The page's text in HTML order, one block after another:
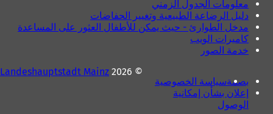
معلومات الجدول الزمني
دليل الرضاعة الطبيعية وتغيير الحفاضات
مدخل الطوارئ - حيث يمكن للأطفال العثور على المساعدة
كاميرات الويب
خدمة الصور
بصمةسياسة الخصوصية
إعلان بشأن إمكانية
الوصول
© 2026
Landeshauptstadt Mainz